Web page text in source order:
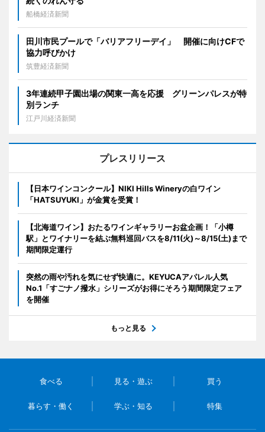
船橋経済新聞
田川市民プールで「バリアフリーデイ」 開催に向けCFで
協力呼びかけ
筑豊経済新聞
3年連続甲子園出場の関東一高を応援 グリーンパレスが特
別ランチ
江戸川経済新聞
プレスリリース
【日本ワインコンクール】NIKI Hills Wineryの白ワイン
「HATSUYUKI」が金賞を受賞！
【北海道ワイン】おたるワインギャラリーお盆企画！「小樽
駅」とワイナリーを結ぶ無料巡回バスを8/11(火)～8/15(土)まで
期間限定運行
突然の雨や汚れを気にせず快適に。KEYUCAアパレル人気
No.1「すごナノ撥水」シリーズがお得にそろう期間限定フェア
を開催
もっと見る
食べる 見る・遊ぶ 買う
暮らす・働く 学ぶ・知る 特集